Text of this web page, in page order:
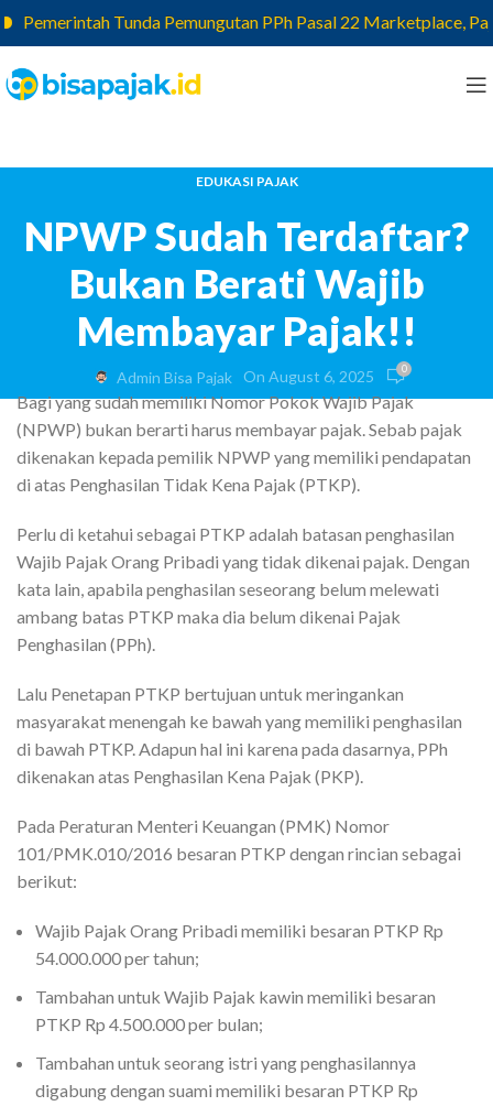
Pemerintah Tunda Pemungutan PPh Pasal 22 Marketplace,
EDUKASI PAJAK
NPWP Sudah Terdaftar?
Bukan Berati Wajib
Membayar Pajak!!
Admin Bisa Pajak On August 6, 2025 0
Bagi yang sudah memiliki Nomor Pokok Wajib Pajak
(NPWP) bukan berarti harus membayar pajak. Sebab pajak
dikenakan kepada pemilik NPWP yang memiliki pendapatan
di atas Penghasilan Tidak Kena Pajak (PTKP).
Perlu di ketahui sebagai PTKP adalah batasan penghasilan
Wajib Pajak Orang Pribadi yang tidak dikenai pajak. Dengan
kata lain, apabila penghasilan seseorang belum melewati
ambang batas PTKP maka dia belum dikenai Pajak
Penghasilan (PPh).
Lalu Penetapan PTKP bertujuan untuk meringankan
masyarakat menengah ke bawah yang memiliki penghasilan
di bawah PTKP. Adapun hal ini karena pada dasarnya, PPh
dikenakan atas Penghasilan Kena Pajak (PKP).
Pada Peraturan Menteri Keuangan (PMK) Nomor
101/PMK.010/2016 besaran PTKP dengan rincian sebagai
berikut:
Wajib Pajak Orang Pribadi memiliki besaran PTKP Rp
54.000.000 per tahun;
Tambahan untuk Wajib Pajak kawin memiliki besaran
PTKP Rp 4.500.000 per bulan;
Tambahan untuk seorang istri yang penghasilannya
digabung dengan suami memiliki besaran PTKP Rp